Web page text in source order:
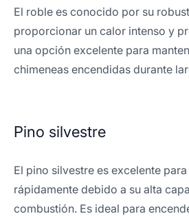
El roble es conocido por su
proporcionar un calor intenso y
una opción excelente para
chimeneas encendidas durante
Pino silvestre
El pino silvestre es excelente
rápidamente debido a su alta
combustión. Es ideal para